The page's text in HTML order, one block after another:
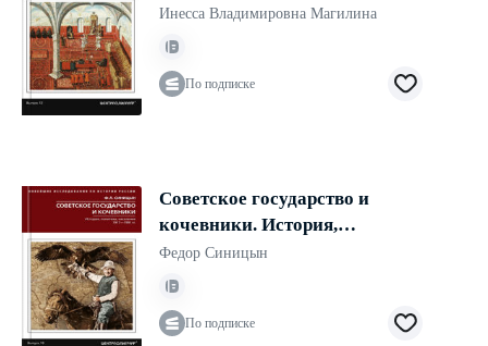
время глазами иностранцев.
1604–1612 гг.
Инесса Владимировна Магилина
По подписке
Советское государство и
кочевники. История,
политика, население. 1917—
1991
Федор Синицын
По подписке